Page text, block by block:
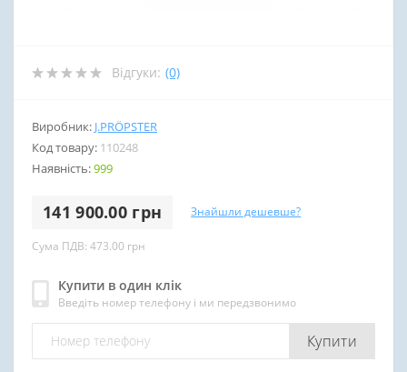
Відгуки: (0)
Виробник: J.PRÖPSTER
Код товару: 110248
Наявність:999
141 900.00 грн Знайшли дешевше?
Сума ПДВ: 473.00 грн
Купити в один клік
Введіть номер телефону і ми передзвонимо
Купити